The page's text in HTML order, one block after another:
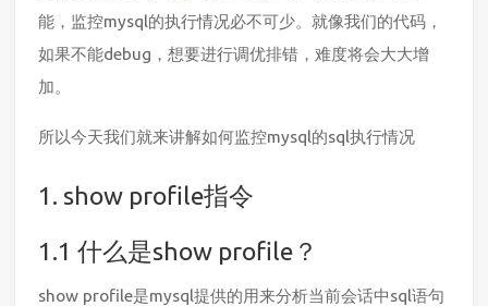
能，监控mysql的执行情况必不可少。就像我们的代码，
如果不能debug，想要进行调优排错，难度将会大大增
加。
所以今天我们就来讲解如何监控mysql的sql执行情况
1. show profile指令
1.1 什么是show profile？
show profile是mysql提供的用来分析当前会话中sql语句